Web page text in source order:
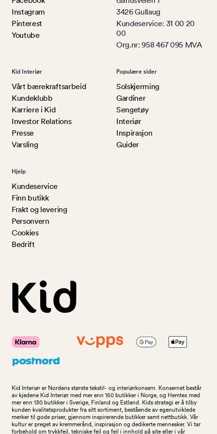
Instagram
Pinterest
Youtube
3426 Gullaug
Kundeservice: 31 00 20
00
Org.nr: 958 467 095 MVA
Kid Interiør
Vårt bærekraftsarbeid
Kundeklubb
Karriere i Kid
Investor Relations
Presse
Varsling
Populære sider
Solskjerming
Gardiner
Sengetøy
Interiør
Inspirasjon
Guider
Hjelp
Kundeservice
Finn butikk
Frakt og levering
Personvern
Cookies
Bedrift
Kid Interiør er Nordens største tekstil- og interiørkonsern. Konsernet består
av kjedene Kid Interiør med mer enn 150 butikker i Norge, og Hemtex med
mer enn 130 butikker i Sverige, Finland og Estland. Kids strategi er å tilby
kunden kvalitetsprodukter fra sitt sortiment, bestående av egenutviklede
merker til gode priser, gjennom inspirerende butikker samt nettbutikk. Vår
kultur er preget av kremmerånd, inspirasjon og dedikerte mennesker. Vi tar
forbehold om trykkfeil, tekniske feil og feil i innhold på site eller i vår